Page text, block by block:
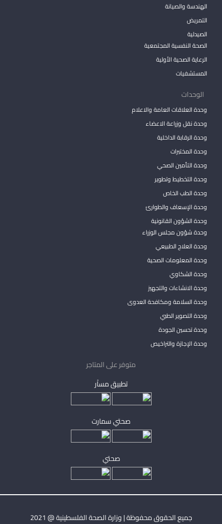
الهندسة والصيانة
التمريض
الصيدلية
الصحة النفسية المجتمعية
الرعاية الصحية الأولية
المستشفيات
الوحدات
وحدة العلاقات العامة والاعلام
وحدة نقل وزراعة الاعضاء
وحدة الرقابة الداخلية
وحدة المختبرات
وحدة التأمين الصحي
وحدة التخطيط وتطوير
وحدة الطب الخاص
وحدة الإسعاف والطوارئ
وحدة الشؤون القانونية
وحدة شؤون مجلس الوزراء
وحدة العلاج الطبيعي
وحدة المعلومات الصحية
وحدة الشكاوي
وحدة الانشاءات والتجهيز
وحدة السلامة ومكافحة العدوى
وحدة التصوير الطبي
وحدة تحسين الجودة
وحدة الإجازة والتراخيص
متوفر على المتاجر
تطبيق مساْر
صحتي سمارت
صحتي
جميع الحقوق محفوظة | وزارة الصحة الفلسطينية @ 2021